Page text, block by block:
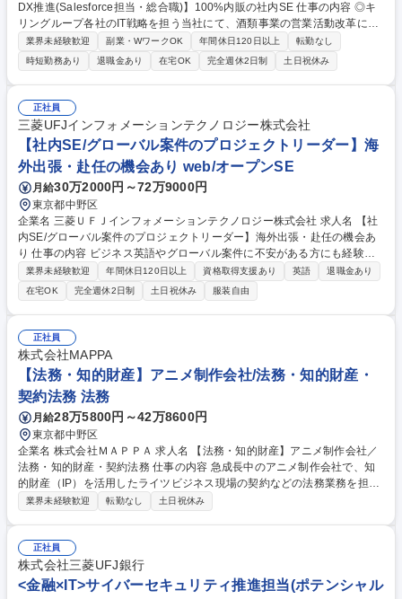
DX推進(Salesforce担当・総合職)】100%内販の社内SE 仕事の内容 ◎キ
リングループ各社のIT戦略を担う当社にて、酒類事業の営業活動改革に向
けたSalesforce周辺システムの設計・開発およびプロジェクトマネジメン
ト、運用保守業務を通じたDX推進をお任せします。 【具体的には】CGCl
oud導入プロジェクトに参画し、要件定義から移行対応まで主導いただき
ます。営業の日報管理やコールセンター業務の最適化を図り、組織知とし
てのナレッジ化を推進します。週1日の部門出社日以外はリモートワーク
を柔軟に活用でき、フルフレックス制によりワークライフバランスを保ち
ながら、グループ全体の営業活動をITの側面から支える中核メンバーとし
てご活躍いただけるポジションです。 募集職種 【営業支援システムPM・
DX推進(Salesforce担当・総合職)】100%内販の社内SE
業界未経験歓迎 副業・WワークOK 年間休日120日以上
転勤なし
時短勤務あり
退職金あり 在宅OK 完全週休2日制 土日祝休み
正社員
三菱UFJインフォメーションテクノロジー株式会社
【社内SE/グローバル案件のプロジェクトリーダー】海
外出張・赴任の機会あり web/オープンSE
月給30万2000円～72万9000円
東京都中野区
企業名 三菱ＵＦＪインフォメーションテクノロジー株式会社 求人名 【社
内SE/グローバル案件のプロジェクトリーダー】海外出張・赴任の機会あ
り 仕事の内容 ビジネス英語やグローバル案件に不安がある方にも経験豊
富な社員がサポートし、語学力やグローバルビジネススキルを向上させる
研修プログラムを提供します。世界で活躍したい方は、この機会に挑戦し
てください。 海外ユーザーとの要件調整や課題解決、テスト依頼、システ
ムの使い方説明などのコミュニケーションを担当します。また、海外ベン
ダーとのシステム設計や開発、不具合改修に関する調整も行います。開発
システムの設計書や関連資料を英語で作成し、海外ユーザーやパッケージ
ベンダーと協力して案件を推進するため、プロジェクト管理プロセスに基
づく依頼・調整・交渉を実施します。 募集職種 【社内SE/グローバル案件
のプロジェクトリーダー】海外出張・赴任の機会あり
業界未経験歓迎 年間休日120日以上 資格取得支援あり 英語
退職金あり
在宅OK
完全週休2日制 土日祝休み 服装自由
正社員
株式会社MAPPA
【法務・知的財産】アニメ制作会社/法務・知的財産・
契約法務 法務
月給28万5800円～42万8600円
東京都中野区
企業名 株式会社ＭＡＰＰＡ 求人名 【法務・知的財産】アニメ制作会社／
法務・知的財産・契約法務 仕事の内容 急成長中のアニメ制作会社で、知
的財産（IP）を活用したライツビジネス現場の契約などの法務業務を担当
していただきます。契約法務を中心に、法務業務全般の実務で中核を担っ
する各種契約の交渉、ドラフト作成、契約書の審査・管理 ○IPに関連した
新プロジェクトや新企画案に関する法的リスクの検討・評価・助言 ○IPを
中心に関連法規（著作権法を軸にアニメビジネス関係の各種法令）に関す
るリサーチ・助言 募集職種 【法務・知的財産】アニメ制作会社／法務・
業界未経験歓迎 転勤なし 土日祝休み
正社員
株式会社三菱UFJ銀行
<金融×IT>サイバーセキュリティ推進担当(ポテンシャル